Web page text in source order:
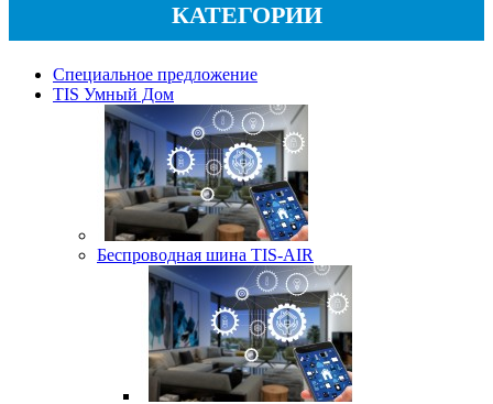
КАТЕГОРИИ
Специальное предложение
TIS Умный Дом
Беспроводная шина TIS-AIR